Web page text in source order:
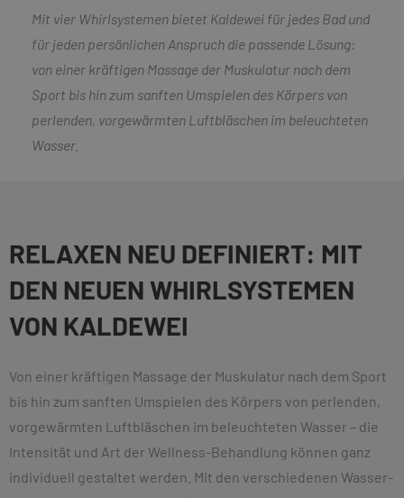
Mit vier Whirlsystemen bietet Kaldewei für jedes Bad und
für jeden persönlichen Anspruch die passende Lösung:
von einer kräftigen Massage der Muskulatur nach dem
Sport bis hin zum sanften Umspielen des Körpers von
perlenden, vorgewärmten Luftbläschen im beleuchteten
Wasser.
RELAXEN NEU DEFINIERT: MIT
DEN NEUEN WHIRLSYSTEMEN
VON KALDEWEI
Von einer kräftigen Massage der Muskulatur nach dem Sport
bis hin zum sanften Umspielen des Körpers von perlenden,
vorgewärmten Luftbläschen im beleuchteten Wasser – die
Intensität und Art der Wellness-Behandlung können ganz
individuell gestaltet werden. Mit den verschiedenen Wasser-